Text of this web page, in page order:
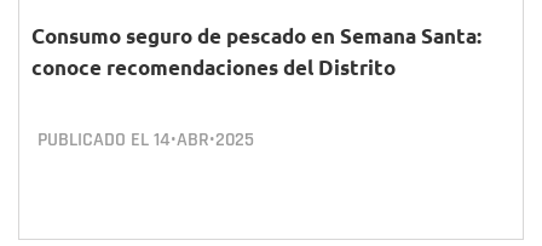
Consumo seguro de pescado en Semana Santa:
conoce recomendaciones del Distrito
PUBLICADO EL14•ABR•2025